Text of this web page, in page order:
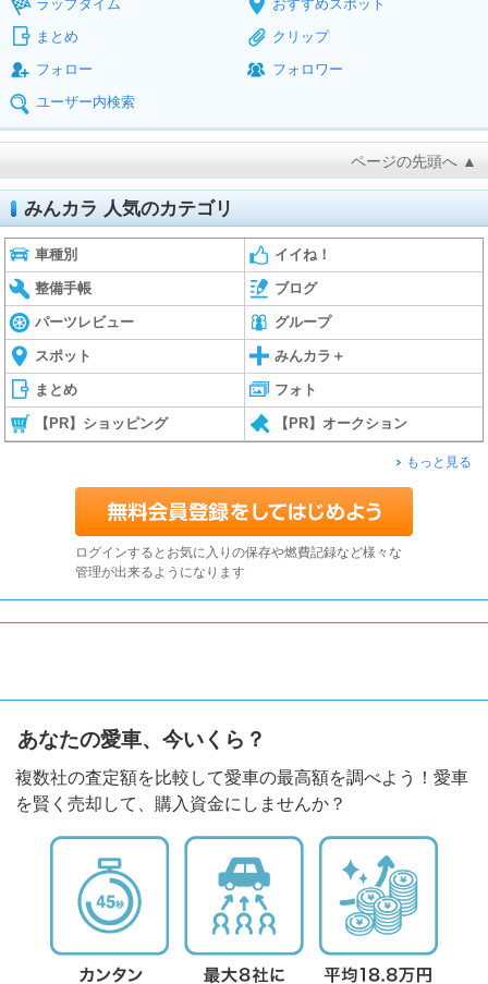
ラップタイム
おすすめスポット
まとめ
クリップ
フォロー
フォロワー
ユーザー内検索
ページの先頭へ ▲
みんカラ 人気のカテゴリ
車種別 イイね！
整備手帳 ブログ
パーツレビュー グループ
スポット みんカラ＋
まとめ フォト
【PR】ショッピング 【PR】オークション
もっと見る
ログインするとお気に入りの保存や燃費記録など様々な
管理が出来るようになります
あなたの愛車、今いくら？
複数社の査定額を比較して愛車の最高額を調べよう！愛車
を賢く売却して、購入資金にしませんか？